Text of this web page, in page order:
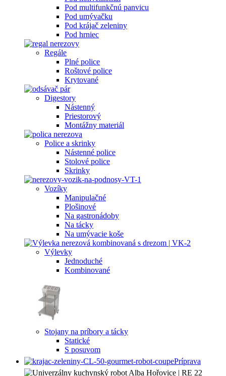
Pod multifunkčnú panvicu
Pod umývačku
Pod krájač zeleniny
Pod hrniec
Regále
Plné police
Roštové police
Krytované
Digestory
Nástenný
Priestorový
Montážny materiál
Police a skrinky
Nástenné police
Stolové police
Skrinky
Vozíky
Manipulačné
Plošinové
Na gastronádoby
Na tácky
Na umývacie koše
Výlevky
Jednoduché
Kombinované
Stojany na príbory a tácky
Statické
S posuvom
Príprava